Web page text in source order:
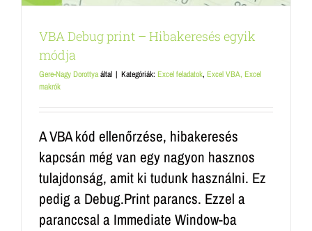
VBA Debug print – Hibakeresés egyik
módja
Gere-Nagy Dorottyaáltal | Kategóriák: Excel feladatok, Excel VBA, Excel
makrók
A VBA kód ellenőrzése, hibakeresés
kapcsán még van egy nagyon hasznos
tulajdonság, amit ki tudunk használni. Ez
pedig a Debug.Print parancs. Ezzel a
paranccsal a Immediate Window-ba